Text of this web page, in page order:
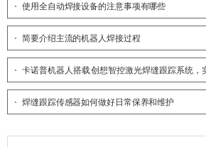
使用全自动焊接设备的注意事项有哪些
简要介绍主流的机器人焊接过程
卡诺普机器人搭载创想智控激光焊缝跟踪系统，
焊缝跟踪传感器如何做好日常保养和维护